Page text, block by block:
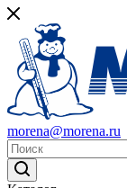
morena@morena.ru